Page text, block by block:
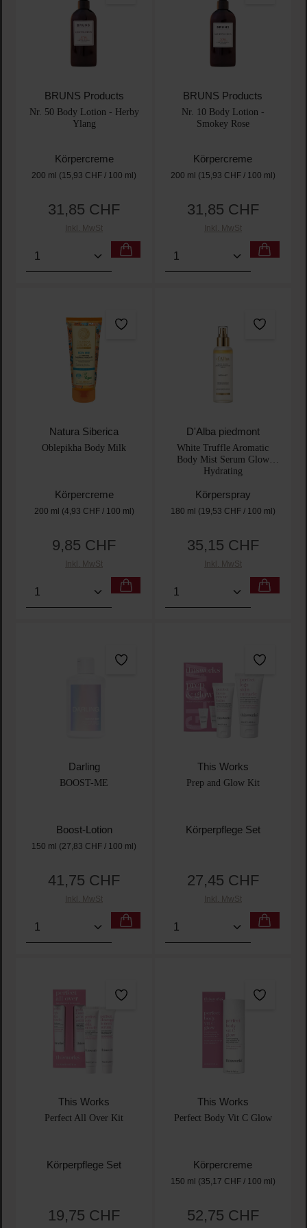
BRUNS Products
Nr. 50 Body Lotion - Herby
Ylang
Körpercreme
200 ml (15,93 CHF / 100 ml)
Regulärer Preis:
31,85 CHF
Inkl. MwSt
Produkt Anzahl: Gib den gewünschten Wert ein
BRUNS Products
Nr. 10 Body Lotion -
Smokey Rose
Körpercreme
200 ml (15,93 CHF / 100 ml)
Regulärer Preis:
31,85 CHF
Inkl. MwSt
Produkt Anzahl: Gib
Natura Siberica
Oblepikha Body Milk
Körpercreme
200 ml (4,93 CHF / 100 ml)
Regulärer Preis:
9,85 CHF
Inkl. MwSt
Produkt Anzahl: Gib den gewünschten Wert ein
D'Alba piedmont
White Truffle Aromatic
Body Mist Serum Glow
Hydrating
Körperspray
180 ml (19,53 CHF / 100 ml)
Regulärer Preis:
35,15 CHF
Inkl. MwSt
Produkt Anzahl: Gib
Darling
BOOST-ME
Boost-Lotion
150 ml (27,83 CHF / 100 ml)
Regulärer Preis:
41,75 CHF
Inkl. MwSt
Produkt Anzahl: Gib den gewünschten Wert ein
This Works
Prep and Glow Kit
Körperpflege Set
Regulärer Preis:
27,45 CHF
Inkl. MwSt
Produkt Anzahl: Gib
This Works
Perfect All Over Kit
Körperpflege Set
Regulärer Preis:
19,75 CHF
This Works
Perfect Body Vit C Glow
Körpercreme
150 ml (35,17 CHF / 100 ml)
Regulärer Preis:
52,75 CHF